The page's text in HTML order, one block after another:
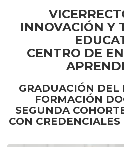
INNOVACIÓN Y
CENTRO DE
GRADUACIÓN DEL
FORMACIÓN
SEGUNDA
CON